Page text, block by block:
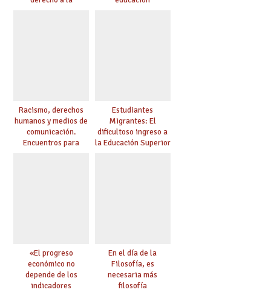
Racismo, derechos
humanos y medios de
comunicación.
Encuentros para
Estudiantes
Migrantes: El
dificultoso ingreso a
la Educación Superior
«El progreso
económico no
depende de los
indicadores
En el día de la
Filosofía, es
necesaria más
filosofía